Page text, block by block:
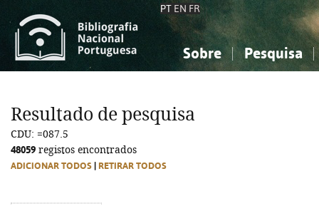
PT EN FR
Sobre Pesquisa
Ciências sociais...
Ciências sociais...
Resultado de pesquisa
CDU: =087.5
48059 registos encontrados
ADICIONAR TODOS RETIRAR TODOS